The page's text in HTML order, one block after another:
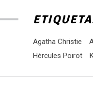
Agatha Christie
Hércules Poirot